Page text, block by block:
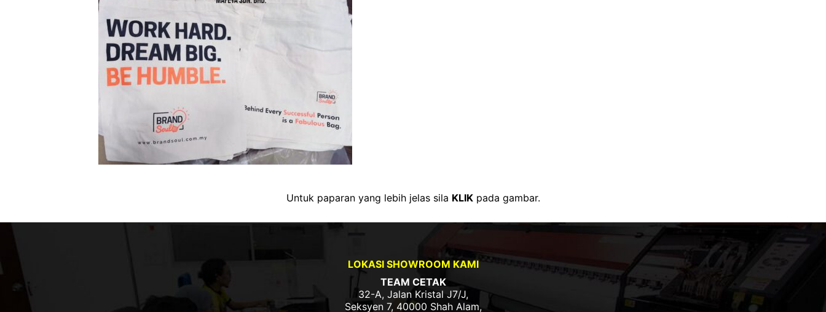
Untuk paparan yang lebih jelas sila KLIKpada gambar.
LOKASI SHOWROOM KAMI
TEAM CETAK
32-A, Jalan Kristal J7/J,
Seksyen 7, 40000 Shah Alam,